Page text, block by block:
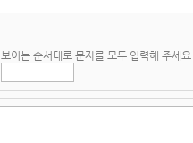
보이는 순서대로 문자를 모두 입력해 주세요